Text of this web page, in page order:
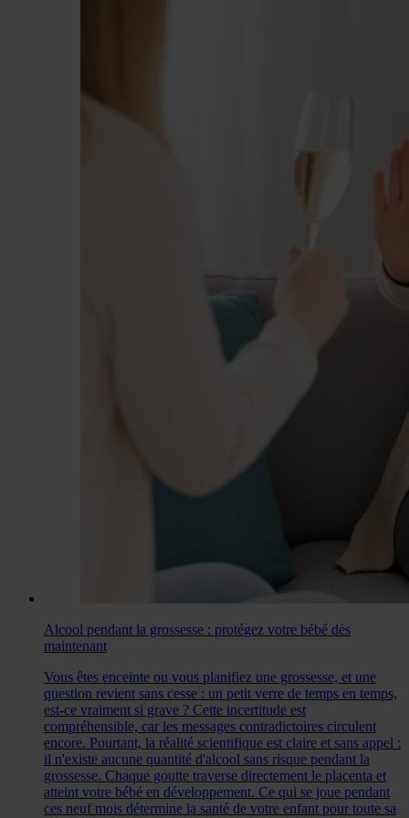
Alcool pendant la grossesse : protégez votre bébé dès
maintenant
Vous êtes enceinte ou vous planifiez une grossesse, et une
question revient sans cesse : un petit verre de temps en temps,
est-ce vraiment si grave ? Cette incertitude est
compréhensible, car les messages contradictoires circulent
encore. Pourtant, la réalité scientifique est claire et sans appel :
il n'existe aucune quantité d'alcool sans risque pendant la
grossesse. Chaque goutte traverse directement le placenta et
atteint votre bébé en développement. Ce qui se joue pendant
ces neuf mois détermine la santé de votre enfant pour toute sa